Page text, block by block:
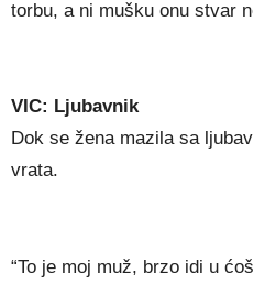
torbu, a ni mušku onu stvar
VIC: Ljubavnik
Dok se žena mazila sa
vrata.
“To je moj muž, brzo idi u